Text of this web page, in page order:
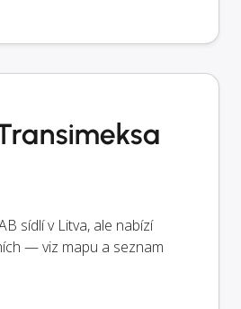
sídlí v Litva, ale nabízí
— viz mapu a seznam